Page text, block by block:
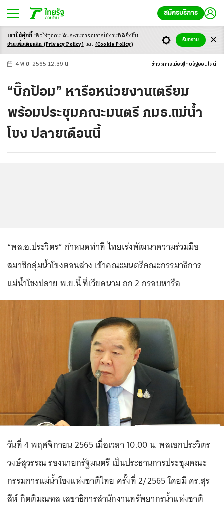
สมัครบริการ
-ก ก ก+
4 พ.ย. 2565 12:39 น. ข่าว การเมือง ไทยรัฐออนไลน์
“บิ๊กป้อม” หารือหน่วยงานเตรียม
พร้อมประชุมคณะมนตรี กมธ.แม่น้ำ
โขง ปลายเดือนนี้
“พล.อ.ประวิตร” กำหนดท่าที ไทยเร่งพัฒนาความร่วมมือ
สมาชิกลุ่มน้ำโขงตอนล่าง เข้าคณะมนตรีคณะกรรมาธิการ
แม่น้ำโขงปลาย พ.ย.นี้ ที่เวียดนาม ถก 2 กรอบหารือ
วันที่ 4 พฤศจิกายน 2565 เมื่อเวลา 10.00 น. พลเอกประวิตร
วงษ์สุวรรณ รองนายกรัฐมนตรี เป็นประธานการประชุมคณะ
กรรมการแม่น้ำโขงแห่งชาติไทย ครั้งที่ 2/2565 โดยมี ดร.สุร
สีห์ กิตติมณฑล เลขาธิการสำนักงานทรัพยากรน้ำแห่งชาติ
เราใช้คุ้กกี้ เพื่อให้ทุกคนได้ประสบการณ์การใช้งานที่ดียิ่งขึ้น
อ่านเพิ่มเติมคลิก (Privacy Policy) และ (Cookie Policy)
รับทราบ